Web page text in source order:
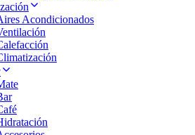
Acondicionados